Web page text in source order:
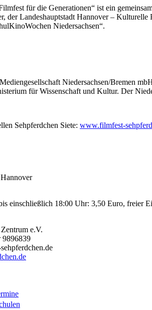
für die Generationen“ ist ein
der Landeshauptstadt Hannover –
Niedersachsen“.
Niedersachsen/Bremen
für Wissenschaft und Kultur. Der
Sehpferdchen Siete: www.filmfest-
einschließlich 18:00 Uhr: 3,50 Euro, freier
e.V.
9896839